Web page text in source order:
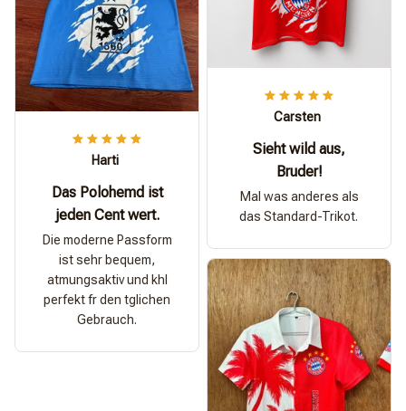
Carsten
Sieht wild aus,
Bruder!
Mal was anderes als
das Standard-Trikot.
Harti
Das Polohemd ist
jeden Cent wert.
Die moderne Passform
ist sehr bequem,
atmungsaktiv und khl
perfekt fr den tglichen
Gebrauch.